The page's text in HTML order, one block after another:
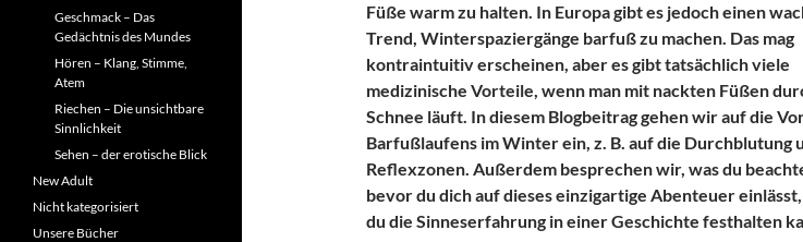
Füße warm zu halten. In Europa gibt es jedoch einen
Trend, Winterspaziergänge barfuß zu machen. Das mag
kontraintuitiv erscheinen, aber es gibt tatsächlich viele
medizinische Vorteile, wenn man mit nackten Füßen
Schnee läuft. In diesem Blogbeitrag gehen wir auf die
Barfußlaufens im Winter ein, z. B. auf die Durchblutung
Reflexzonen. Außerdem besprechen wir, was du
bevor du dich auf dieses einzigartige Abenteuer
du die Sinneserfahrung in einer Geschichte festhalten
Geschmack – Das
Gedächtnis des Mundes
Hören – Klang, Stimme,
Atem
Riechen – Die unsichtbare
Sinnlichkeit
Sehen – der erotische Blick
New Adult
Nicht kategorisiert
Unsere Bücher